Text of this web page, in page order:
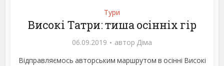
Тури
Високі Татри: тиша осінніх гір
06.09.2019 автор Діма
Відправляємось авторським маршрутом в осінні Високі